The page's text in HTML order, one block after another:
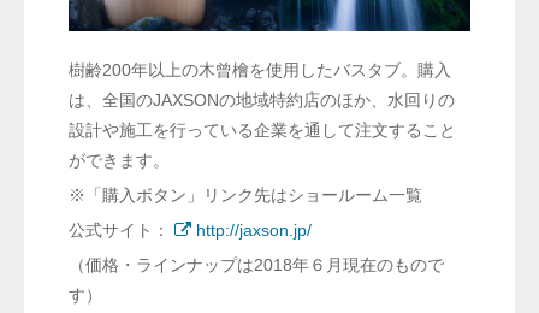
樹齢200年以上の木曾檜を使用したバスタブ。購入
は、全国のJAXSONの地域特約店のほか、水回りの
設計や施工を行っている企業を通して注文すること
ができます。
※「購入ボタン」リンク先はショールーム一覧
公式サイト：
http://jaxson.jp/
（価格・ラインナップは2018年６月現在のもので
す）